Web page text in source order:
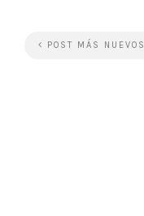
POST MÁS NUEVOS